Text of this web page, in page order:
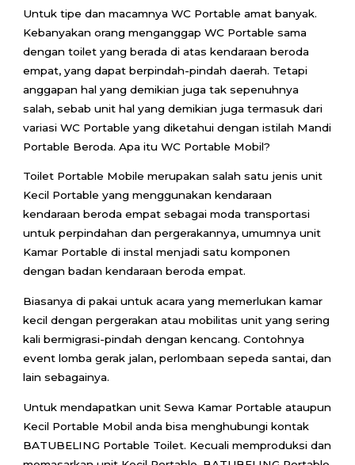
Untuk tipe dan macamnya WC Portable amat banyak.
Kebanyakan orang menganggap WC Portable sama
dengan toilet yang berada di atas kendaraan beroda
empat, yang dapat berpindah-pindah daerah. Tetapi
anggapan hal yang demikian juga tak sepenuhnya
salah, sebab unit hal yang demikian juga termasuk dari
variasi WC Portable yang diketahui dengan istilah Mandi
Portable Beroda. Apa itu WC Portable Mobil?
Toilet Portable Mobile merupakan salah satu jenis unit
Kecil Portable yang menggunakan kendaraan
kendaraan beroda empat sebagai moda transportasi
untuk perpindahan dan pergerakannya, umumnya unit
Kamar Portable di instal menjadi satu komponen
dengan badan kendaraan beroda empat.
Biasanya di pakai untuk acara yang memerlukan kamar
kecil dengan pergerakan atau mobilitas unit yang sering
kali bermigrasi-pindah dengan kencang. Contohnya
event lomba gerak jalan, perlombaan sepeda santai, dan
lain sebagainya.
Untuk mendapatkan unit Sewa Kamar Portable ataupun
Kecil Portable Mobil anda bisa menghubungi kontak
BATUBELING Portable Toilet. Kecuali memproduksi dan